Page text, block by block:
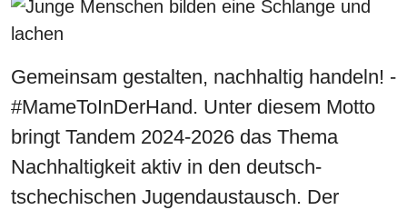
Gemeinsam gestalten, nachhaltig handeln! -
#MameToInDerHand. Unter diesem Motto
bringt Tandem 2024-2026 das Thema
Nachhaltigkeit aktiv in den deutsch-
tschechischen Jugendaustausch. Der